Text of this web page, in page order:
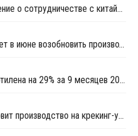
ГК "Титан" подписала соглашение о сотрудничестве с китайской Wison Engineering
Hanwha TotalEnergies планирует в июне возобновить производство бутадиена в Даэсане
"Мономер" увеличил выпуск этилена на 29% за 9 месяцев 2018 года
Repsol в начале июля возобновит производство на крекинг-установке в Португалии